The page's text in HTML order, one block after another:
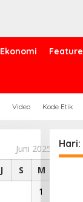
Ekonomi Feature
Video Kode Etik
Juni 2025
J S
M
1
Hari: